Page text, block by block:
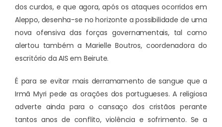
dos curdos, e que agora, após os ataques ocorridos em
Aleppo, desenha-se no horizonte a possibilidade de uma
nova ofensiva das forças governamentais, tal como
alertou também a Marielle Boutros, coordenadora do
escritório da AIS em Beirute.
É para se evitar mais derramamento de sangue que a
Irmã Myri pede as orações dos portugueses. A religiosa
adverte ainda para o cansaço dos cristãos perante
tantos anos de conflito, violência e sofrimento. Se a